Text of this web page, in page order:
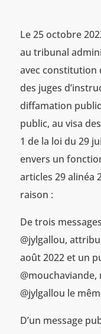
Le 25 octobre
au tribunal
avec constitution
des juges
diffamation
public, au visa
1 de la loi du 29
envers un
articles 29 alinéa
raison :
De trois
@jylgallou,
août 2022 et un
@jylgallou le
D’un message